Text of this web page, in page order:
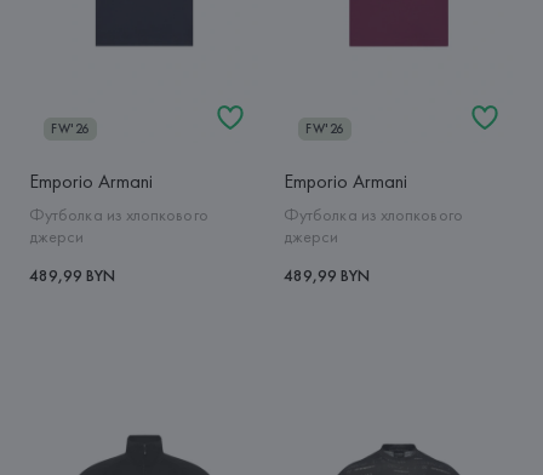
FW'26
Emporio Armani
Футболка из хлопкового
джерси
489,99 BYN
FW'26
Emporio Armani
Футболка из хлопкового
джерси
489,99 BYN